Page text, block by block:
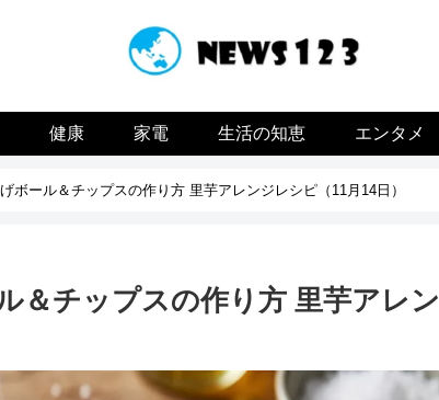
健康 家電 生活の知恵 エンタメ
ボール＆チップスの作り方 里芋アレンジレシピ（11月14日）
＆チップスの作り方 里芋アレン